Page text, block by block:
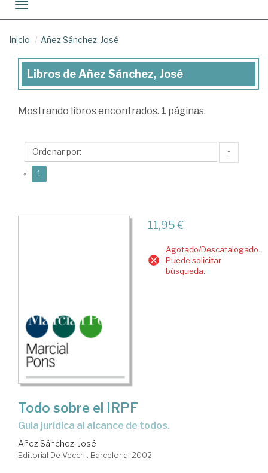
Toggle navigation
Inicio Añez Sánchez, José
Libros
Añez
José
Libros de Añez Sánchez, José
Mostrando libros encontrados. 1 páginas.
↑
« 1
11,95 €
Agotado/Descatalogado.
Puede solicitar
búsqueda.
Todo sobre el IRPF
Guia jurídica al alcance de todos.
Añez Sánchez, José
Editorial De Vecchi. Barcelona, 2002